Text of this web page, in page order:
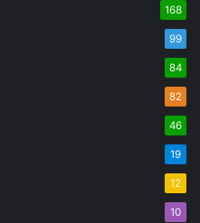
168
99
84
82
46
19
12
10